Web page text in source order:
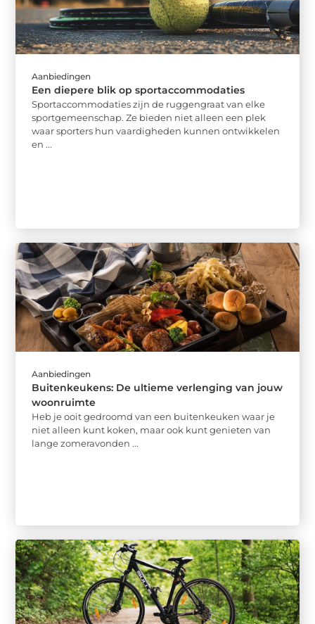
Aanbiedingen
Een diepere blik op sportaccommodaties
Sportaccommodaties zijn de ruggengraat van elke
sportgemeenschap. Ze bieden niet alleen een plek
waar sporters hun vaardigheden kunnen ontwikkelen
en ...
Aanbiedingen
Buitenkeukens: De ultieme verlenging van jouw
woonruimte
Heb je ooit gedroomd van een buitenkeuken waar je
niet alleen kunt koken, maar ook kunt genieten van
lange zomeravonden ...